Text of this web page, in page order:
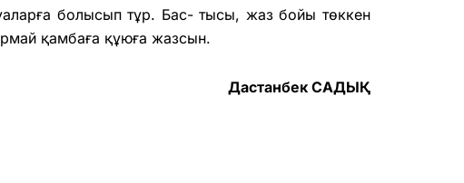
болысып тұр. Бас- тысы, жаз бойы төккен
қамбаға құюға жазсын.
Дастанбек САДЫҚ